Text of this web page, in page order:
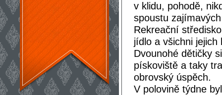
v klidu, pohodě,
spoustu
Rekreační
jídlo a všichni
Dvounohé dětičky
pískoviště a taky
obrovský úspěch.
V polovině týdne